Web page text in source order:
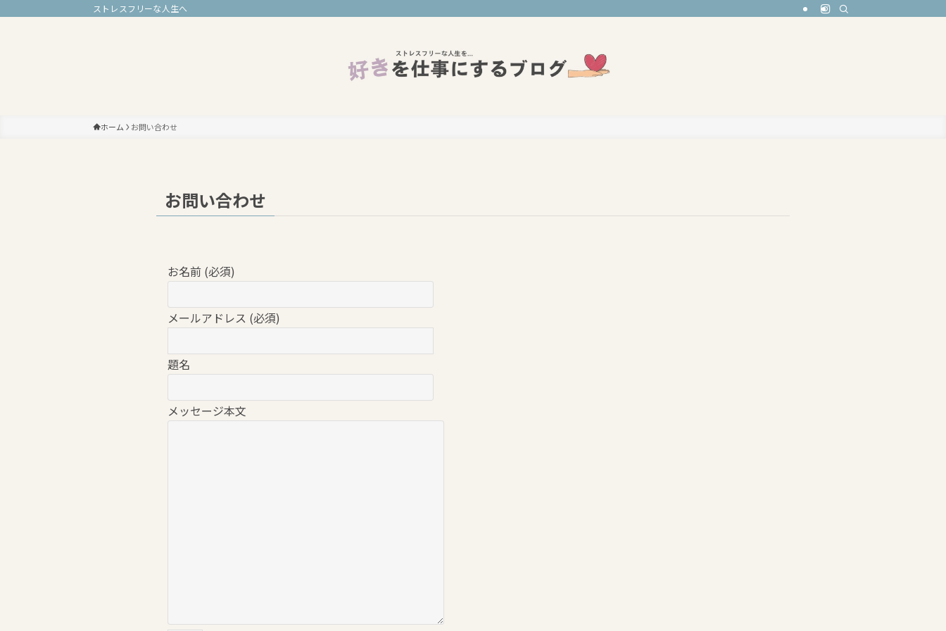
ストレスフリーな人生へ
ホーム お問い合わせ
お問い合わせ
お名前 (必須)
メールアドレス (必須)
題名
メッセージ本文